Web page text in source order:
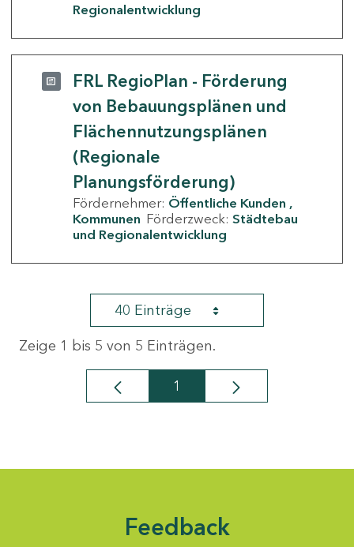
Regionalentwicklung
FRL RegioPlan - Förderung
von Bebauungsplänen und
Flächennutzungsplänen
(Regionale
Planungsförderung)
Fördernehmer: Öffentliche Kunden
Kommunen Förderzweck: Städtebau
und Regionalentwicklung
40 Einträge
Zeige 1 bis 5 von 5 Einträgen.
Seite
1
Feedback